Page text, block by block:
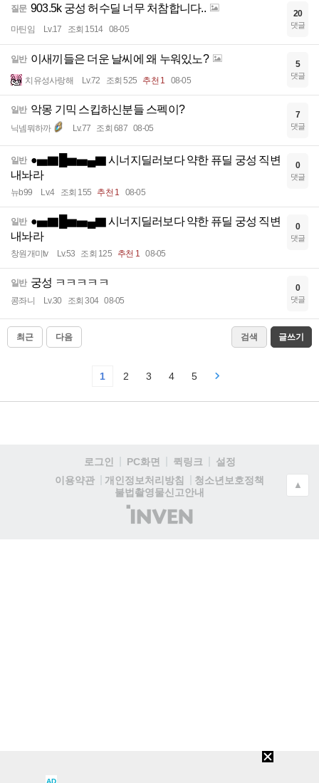
질문 903.5k 궁성 허수딜 너무 처참합니다..
마틴임 Lv.17 조회 1514 08-05
20
댓글
일반 이새끼들은 더운 날씨에 왜 누워있노?
치유성사랑해 Lv.72 조회 525 추천 1 08-05
5
댓글
일반 악몽 기믹 스킵하신분들 스펙이?
닉넴뭐하까 Lv.77 조회 687 08-05
7
댓글
일반 ●▅▇█▆▅▄▇ 시너지딜러보다 약한 퓨딜 궁성 직변
내놔라
뉴b99 Lv.4 조회 155 추천 1 08-05
0
댓글
일반 ●▅▇█▆▅▄▇ 시너지딜러보다 약한 퓨딜 궁성 직변
내놔라
창원개미tv Lv.53 조회 125 추천 1 08-05
0
댓글
일반 궁성 ㅋㅋㅋㅋㅋ
콩좌니 Lv.30 조회 304 08-05
0
댓글
최근 다음 검색 글쓰기
1 2 3 4 5
로그인 PC화면 퀵링크
설정
이용약관
개인정보처리방침
청소년보호정책
불법촬영물신고안내
(주)
인
▲
AD